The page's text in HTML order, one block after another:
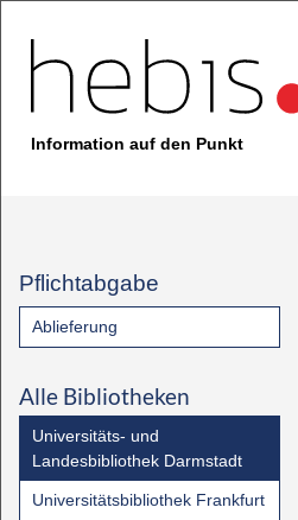
Information auf den Punkt
Pflichtabgabe
Ablieferung
Alle Bibliotheken
Universitäts- und
Landesbibliothek Darmstadt
Universitätsbibliothek Frankfurt